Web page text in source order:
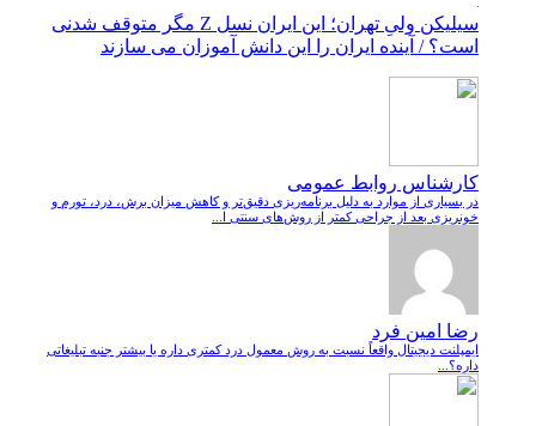
سیلیکن ولیِ تهران؛ این ایران نسل Z مگر متوقف شدنی
است؟ / آینده ایران را این دانش آموزان می سازند
کارشناس روابط عمومی
در بسیاری از موارد به دلیل برنامه‌ریزی دقیق‌تر و کاهش میزان برش، درد، تورم و
خونریزی بعد از جراحی کمتر از روش‌های سنتی ا...
رضا امین فرد
ایمپلنت دیجیتال واقعاً نسبت به روش معمول درد کمتری داره یا بیشتر جنبه تبلیغاتی
داره؟...